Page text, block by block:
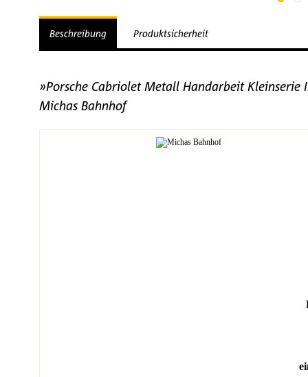
Beschreibung Produktsicherheit
»Porsche Cabriolet Metall Handarbeit Kleinserie
Michas Bahnhof